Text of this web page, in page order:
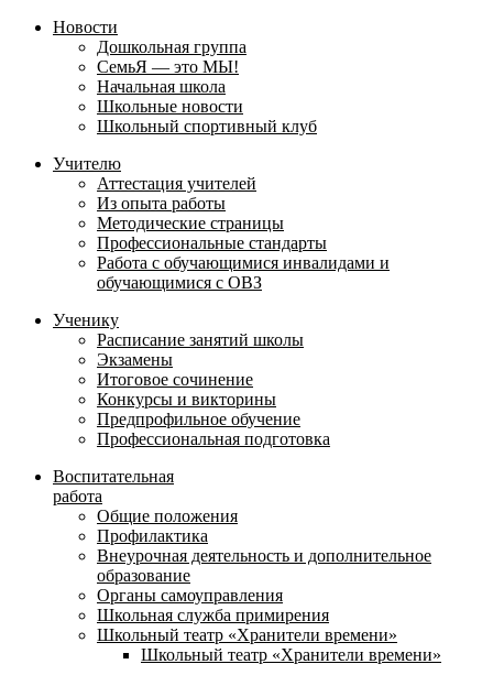
Новости
Дошкольная группа
СемьЯ — это МЫ!
Начальная школа
Школьные новости
Школьный спортивный клуб
Учителю
Аттестация учителей
Из опыта работы
Методические страницы
Профессиональные стандарты
Работа с обучающимися инвалидами и
обучающимися с ОВЗ
Ученику
Расписание занятий школы
Экзамены
Итоговое сочинение
Конкурсы и викторины
Предпрофильное обучение
Профессиональная подготовка
Воспитательная
работа
Общие положения
Профилактика
Внеурочная деятельность и дополнительное
образование
Органы самоуправления
Школьная служба примирения
Школьный театр «Хранители времени»
Школьный театр «Хранители времени»